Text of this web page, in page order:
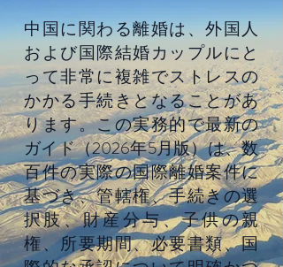
中国に関わる離婚は、外国人
および国際結婚カップルにと
って非常に複雑でストレスの
かかる手続きとなることがあ
ります。この実務的で最新の
ガイド（2026年5月版）は、数
百件の実際の国際離婚案件に
基づき、管轄権、手続きの選
択肢、財産分与、子供の親
権、所要期間、必要書類、国